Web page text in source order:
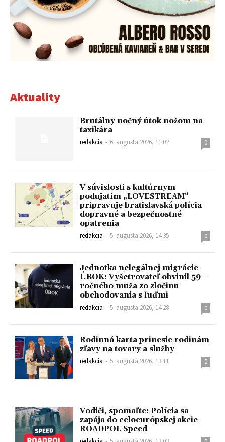
Aktuality
Brutálny nočný útok nožom na
taxikára
redakcia - 6. augusta 2026, 11:02 0
V súvislosti s kultúrnym
podujatím „LOVESTREAM“
pripravuje bratislavská polícia
dopravné a bezpečnostné
opatrenia
redakcia - 5. augusta 2026, 14:35 0
Jednotka nelegálnej migrácie
ÚBOK: Vyšetrovateľ obvinil 59 –
ročného muža zo zločinu
obchodovania s ľuďmi
redakcia - 5. augusta 2026, 14:28 0
Rodinná karta prinesie rodinám
zľavy na tovary a služby
redakcia - 5. augusta 2026, 13:11 0
Vodiči, spomaľte: Polícia sa
zapája do celoeurópskej akcie
ROADPOL Speed